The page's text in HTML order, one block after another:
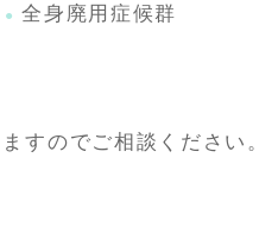
全身廃用症候群
すのでご相談ください。